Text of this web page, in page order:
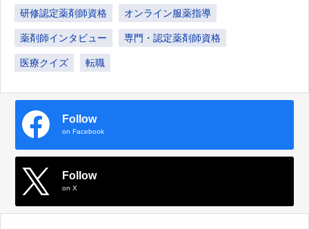
研修認定薬剤師資格 オンライン服薬指導
薬剤師インタビュー 専門・認定薬剤師資格
医療クイズ 転職
Follow
on Facebook
Follow
on X